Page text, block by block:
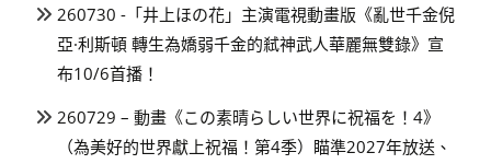
260730 -「井上ほの花」主演電視動畫版《亂世千金倪
亞·利斯頓 轉生為嬌弱千金的弒神武人華麗無雙錄》宣
布10/6首播！
260729 – 動畫《この素晴らしい世界に祝福を！4》
（為美好的世界獻上祝福！第4季）瞄準2027年放送、